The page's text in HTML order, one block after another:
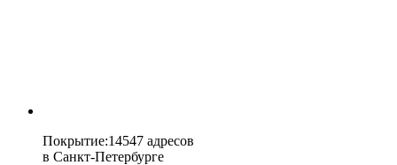
Покрытие:14547 адресов
в Санкт-Петербурге